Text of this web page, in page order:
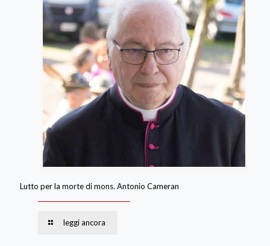
Lutto per la morte di mons. Antonio Cameran
leggi ancora